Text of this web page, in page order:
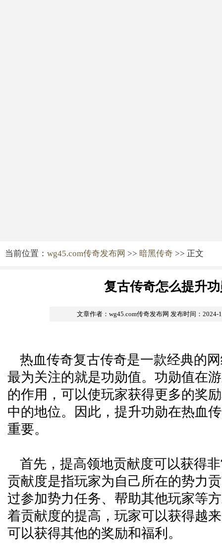
当前位置： wg45.com传奇发布网 >> 暗黑传奇 >> 正文
复古传奇怎么提升
文章作者：wg45.com传奇发布网 发布时间：2024-
热血传奇复古传奇是一款经典的
最为关注的就是功勋值。功勋值在
的作用，可以使玩家获得更多的奖
中的地位。因此，提升功勋在热血
重要。
首先，提高领地贡献度可以获得
贡献度是指玩家为自己所在的势力
过参加势力任务、帮助其他玩家等
着贡献度的提高，玩家可以获得越
可以获得其他的奖励和福利。